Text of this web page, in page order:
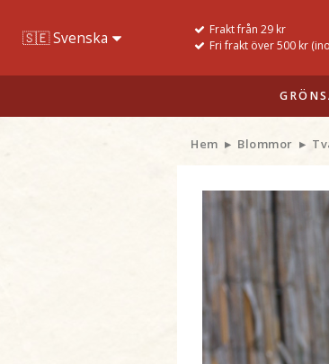
Frakt från 29 kr
Fri frakt över 500 kr
Hem Blommor